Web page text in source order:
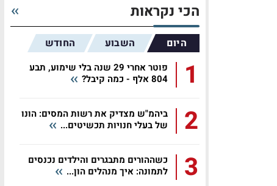
הכי נקראות
היום השבוע החודש
1
פוטר אחרי 29 שנה בלי שימוע, תבע
804 אלף - כמה קיבל?
2
ביהמ"ש מצדיק את רשות המסים: הונו
של בעלי חנויות תכשיטים...
3
כשההורים מתבגרים והילדים נכנסים
לתמונה: איך מנהלים הון...